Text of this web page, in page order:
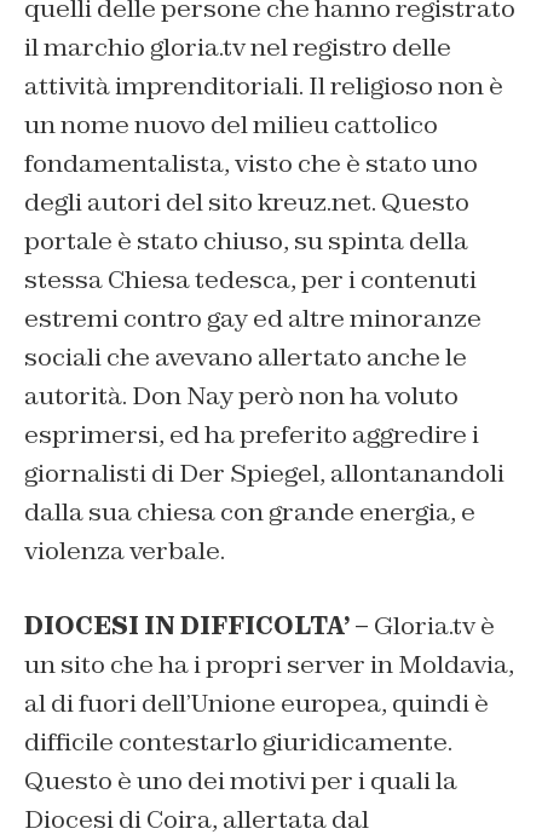
quelli delle persone che hanno registrato
il marchio gloria.tv nel registro delle
attività imprenditoriali. Il religioso non è
un nome nuovo del milieu cattolico
fondamentalista, visto che è stato uno
degli autori del sito kreuz.net. Questo
portale è stato chiuso, su spinta della
stessa Chiesa tedesca, per i contenuti
estremi contro gay ed altre minoranze
sociali che avevano allertato anche le
autorità. Don Nay però non ha voluto
esprimersi, ed ha preferito aggredire i
giornalisti di Der Spiegel, allontanandoli
dalla sua chiesa con grande energia, e
violenza verbale.
DIOCESI IN DIFFICOLTA’ – Gloria.tv è
un sito che ha i propri server in Moldavia,
al di fuori dell’Unione europea, quindi è
difficile contestarlo giuridicamente.
Questo è uno dei motivi per i quali la
Diocesi di Coira, allertata dal